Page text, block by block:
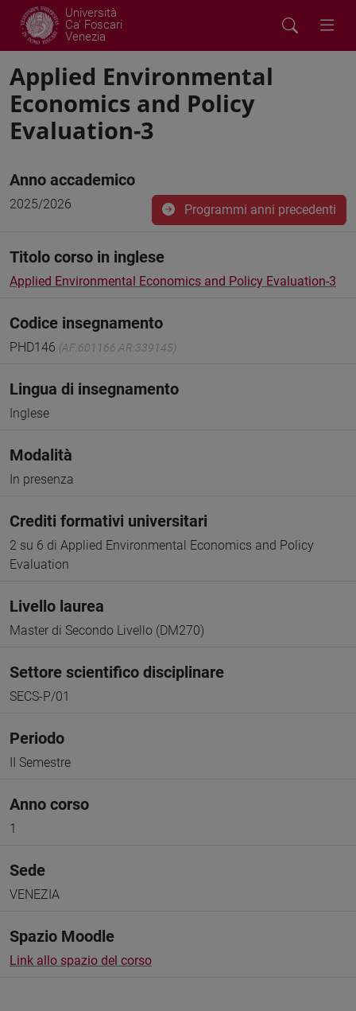
Università
Ca' Foscari
Venezia
Applied Environmental
Economics and Policy
Evaluation-3
Anno accademico
2025/2026 Programmi anni precedenti
Titolo corso in inglese
Applied Environmental Economics and Policy Evaluation-3
Codice insegnamento
PHD146 (AF:601166 AR:339145)
Lingua di insegnamento
Inglese
Modalità
In presenza
Crediti formativi universitari
2 su 6 di Applied Environmental Economics and Policy
Evaluation
Livello laurea
Master di Secondo Livello (DM270)
Settore scientifico disciplinare
SECS-P/01
Periodo
II Semestre
Anno corso
1
Sede
VENEZIA
Spazio Moodle
Link allo spazio del corso